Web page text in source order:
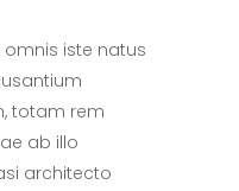
iste natus
totam rem
ab illo
architecto